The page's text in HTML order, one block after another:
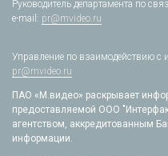
Руководитель департамента по
e-mail: pr@mvideo.ru
Управление по взаимодействию с
pr@mvideo.ru
ПАО «М.видео» раскрывает
предоставляемой ООО
агентством, аккредитованным
информации.